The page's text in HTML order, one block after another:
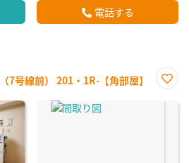
電話する
7号線前） 201・1R-【角部屋】
に入